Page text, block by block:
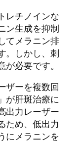
レチノインな
ン生成を抑制
てメラニン排
。しかし、刺
必要です。
ザーを複数回
が肝斑治療に
出力レーザー
ため、低出力
にメラニンを